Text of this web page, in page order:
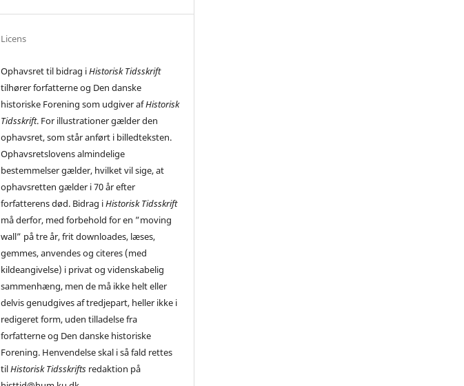
Licens
Ophavsret til bidrag iHistorisk Tidsskrift
tilhører forfatterne og Den danske
historiske Forening som udgiver afHistorisk
Tidsskrift. For illustrationer gælder den
ophavsret, som står anført i billedteksten.
Ophavsretslovens almindelige
bestemmelser gælder, hvilket vil sige, at
ophavsretten gælder i 70 år efter
forfatterens død. Bidrag iHistorisk Tidsskrift
må derfor, med forbehold for en ”moving
wall” på tre år, frit downloades, læses,
gemmes, anvendes og citeres (med
kildeangivelse) i privat og videnskabelig
sammenhæng, men de må ikke helt eller
delvis genudgives af tredjepart, heller ikke i
redigeret form, uden tilladelse fra
forfatterne og Den danske historiske
Forening. Henvendelse skal i så fald rettes
tilHistorisk Tidsskrifts redaktion på